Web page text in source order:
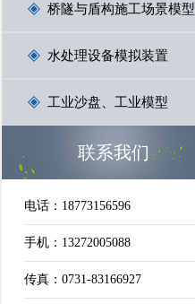
桥隧与盾构施工场景模型
水处理设备模拟装置
工业沙盘、工业模型
联系我们
电话：18773156596
手机：13272005088
传真：0731-83166927